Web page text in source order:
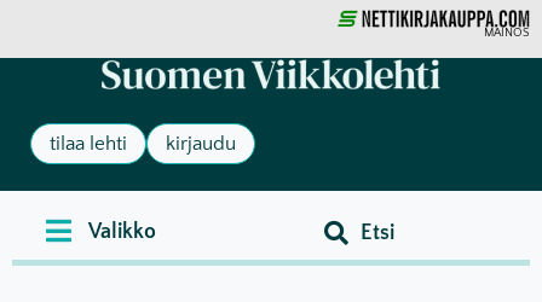
MAINOS
tilaa lehti kirjaudu